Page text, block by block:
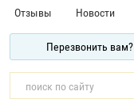
Отзывы Новости
Перезвонить вам?